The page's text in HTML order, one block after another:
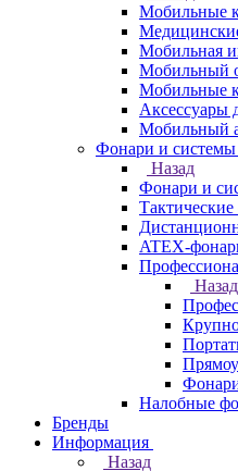
Мобильные
Мобильная
Мобильный
Мобильные
Аксессуары
Мобильный
Фонари и
Назад
Фонари и
ATEX-
Назад
Налобные
Бренды
Информация
Назад